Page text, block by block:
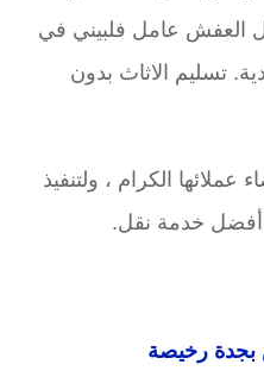
العفش عامل فلبيني في
تسليم الاثاث بدون
عملائها الكرام ، ولتنفيذ
أفضل خدمة نقل.
رخيصة